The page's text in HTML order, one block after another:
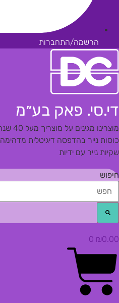
הרשמה/התחברות
די.סי. פאק בע״מ
מוצרינו מגינים על מוצריך מעל 40 שנה!
כוסות נייר בהדפסה דיגיטלית מדהימה
שקיות נייר עם ידיות
חיפוש
₪0.00
0